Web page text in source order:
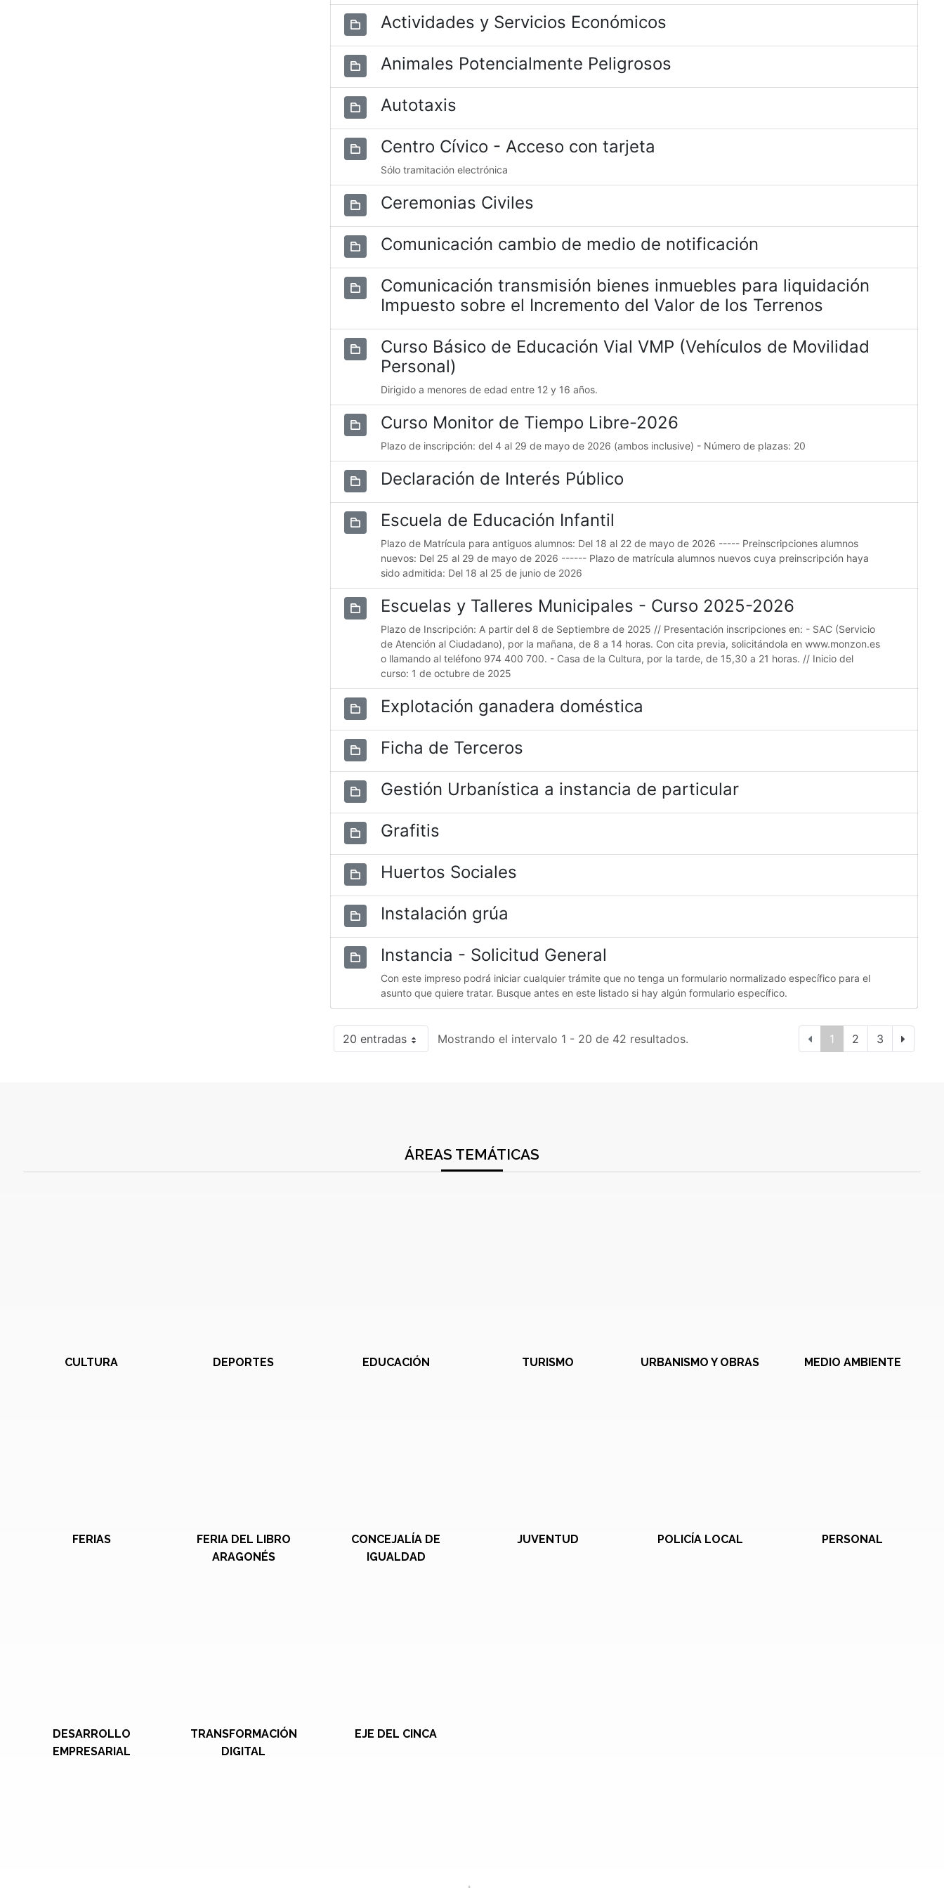
Actividades y Servicios Económicos
Animales Potencialmente Peligrosos
Autotaxis
Centro Cívico - Acceso con tarjeta
Sólo tramitación electrónica
Ceremonias Civiles
Comunicación cambio de medio de notificación
Comunicación transmisión bienes inmuebles para liquidación
Impuesto sobre el Incremento del Valor de los Terrenos
Curso Básico de Educación Vial VMP (Vehículos de Movilidad
Personal)
Dirigido a menores de edad entre 12 y 16 años.
Curso Monitor de Tiempo Libre-2026
Plazo de inscripción: del 4 al 29 de mayo de 2026 (ambos inclusive) - Número de plazas: 20
Declaración de Interés Público
Escuela de Educación Infantil
Plazo de Matrícula para antiguos alumnos: Del 18 al 22 de mayo de 2026 ----- Preinscripciones alumnos
nuevos: Del 25 al 29 de mayo de 2026 ------ Plazo de matrícula alumnos nuevos cuya preinscripción haya
sido admitida: Del 18 al 25 de junio de 2026
Escuelas y Talleres Municipales - Curso 2025-2026
Plazo de Inscripción: A partir del 8 de Septiembre de 2025 // Presentación inscripciones en: - SAC (Servicio
de Atención al Ciudadano), por la mañana, de 8 a 14 horas. Con cita previa, solicitándola en www.monzon.es
o llamando al teléfono 974 400 700. - Casa de la Cultura, por la tarde, de 15,30 a 21 horas. // Inicio del
curso: 1 de octubre de 2025
Explotación ganadera doméstica
Ficha de Terceros
Gestión Urbanística a instancia de particular
Grafitis
Huertos Sociales
Instalación grúa
Instancia - Solicitud General
Con este impreso podrá iniciar cualquier trámite que no tenga un formulario normalizado específico para el
asunto que quiere tratar. Busque antes en este listado si hay algún formulario específico.
20 entradas Mostrando el intervalo 1 - 20 de 42 resultados. 1 2 3
ÁREAS TEMÁTICAS
CULTURA DEPORTES EDUCACIÓN TURISMO URBANISMO Y OBRAS MEDIO AMBIENTE
FERIAS
FERIA DEL LIBRO
ARAGONÉS
CONCEJALÍA DE
IGUALDAD
JUVENTUD POLICÍA LOCAL PERSONAL
DESARROLLO
EMPRESARIAL
TRANSFORMACIÓN
DIGITAL
EJE DEL CINCA